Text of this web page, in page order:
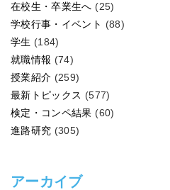
在校生・卒業生へ (25)
学校行事・イベント (88)
学生 (184)
就職情報 (74)
授業紹介 (259)
最新トピックス (577)
検定・コンペ結果 (60)
進路研究 (305)
アーカイブ